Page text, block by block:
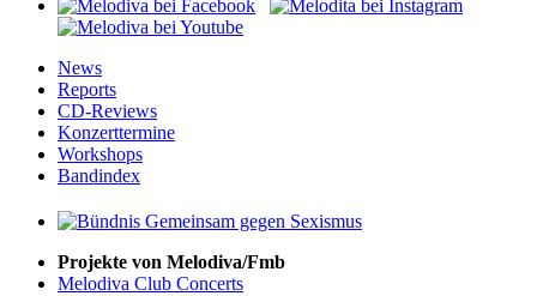
News
Reports
CD-Reviews
Konzerttermine
Workshops
Bandindex
Projekte von Melodiva/Fmb
Melodiva Club Concerts